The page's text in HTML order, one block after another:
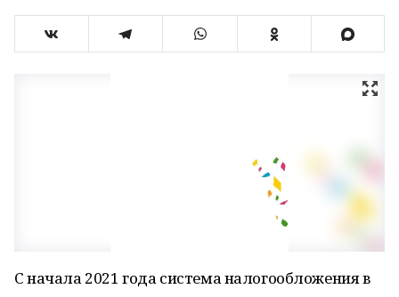
С начала 2021 года система налогообложения в